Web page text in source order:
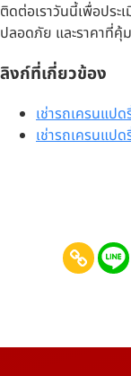
ติดต่อเราวันนี้เพื่อประ
ปลอดภัย และราคาที่คุ้
ลิงก์ที่เกี่ยวข้อง
เช่ารถเครนแปด
เช่ารถเครนแปด